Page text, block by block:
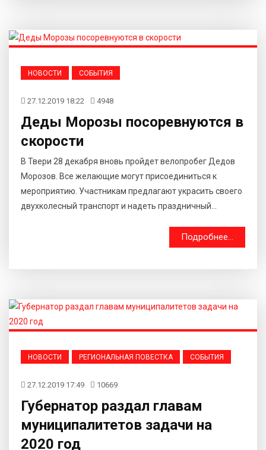
НОВОСТИ СОБЫТИЯ
27.12.2019 18:22 4948
Деды Морозы посоревнуются в
скорости
В Твери 28 декабря вновь пройдет велопробег Дедов
Морозов. Все желающие могут присоединиться к
мероприятию. Участникам предлагают украсить своего
двухколесный транспорт и надеть праздничный...
Подробнее...
НОВОСТИ РЕГИОНАЛЬНАЯ ПОВЕСТКА СОБЫТИЯ
27.12.2019 17:49 10669
Губернатор раздал главам
муниципалитетов задачи на
2020 год